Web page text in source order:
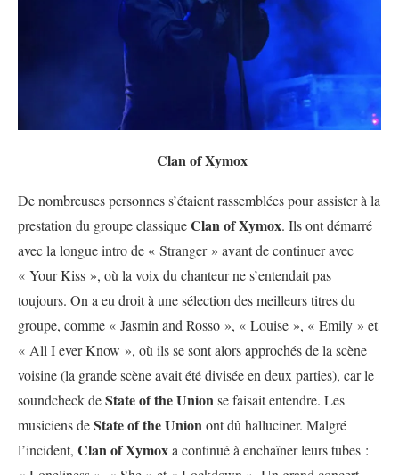
Clan of Xymox
De nombreuses personnes s’étaient rassemblées pour assister à la
prestation du groupe classiqueClan of Xymox. Ils ont démarré
avec la longue intro de « Stranger » avant de continuer avec
« Your Kiss », où la voix du chanteur ne s’entendait pas
toujours. On a eu droit à une sélection des meilleurs titres du
groupe, comme « Jasmin and Rosso », « Louise », « Emily » et
« All I ever Know », où ils se sont alors approchés de la scène
voisine (la grande scène avait été divisée en deux parties), car le
soundcheck deState of the Unionse faisait entendre. Les
musiciens deState of the Unionont dû halluciner. Malgré
l’incident, Clan of Xymoxa continué à enchaîner leurs tubes :